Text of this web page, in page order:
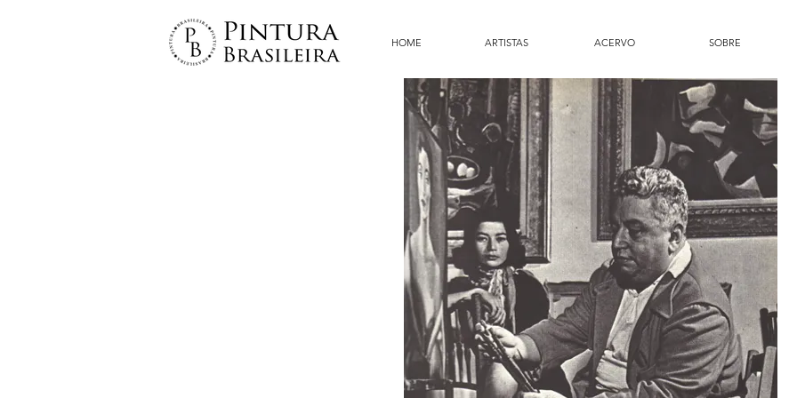
HOME ARTISTAS ACERVO SOBRE